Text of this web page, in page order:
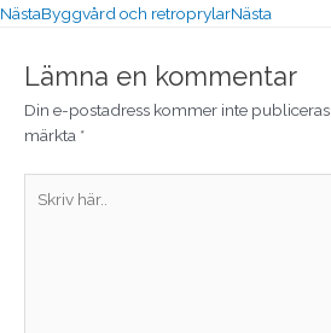
NästaByggvård och retroprylarNästa
Lämna en kommentar
Din e-postadress kommer inte publiceras.
märkta *
här..